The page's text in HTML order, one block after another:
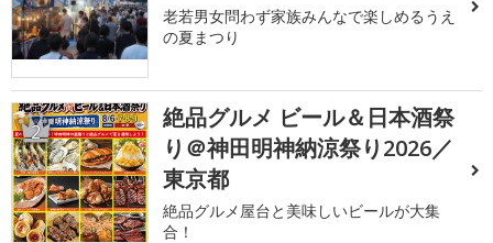
老若男女問わず家族みんなで楽しめるうえ
の夏まつり
2
絶品グルメ ビール＆日本酒祭
り＠神田明神納涼祭り2026／
東京都
絶品グルメ屋台と美味しいビールが大集
合！